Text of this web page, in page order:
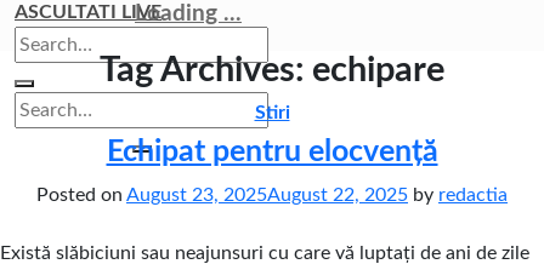
ASCULTATI LIVELoading ...
Tag Archives: echipare
Stiri
Echipat pentru elocvență
Posted on August 23, 2025August 22, 2025 by redactia
Există slăbiciuni sau neajunsuri cu care vă luptați de ani de zile